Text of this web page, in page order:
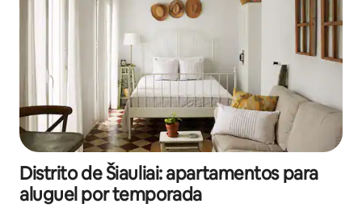
Distrito de Šiauliai: apartamentos para
aluguel por temporada